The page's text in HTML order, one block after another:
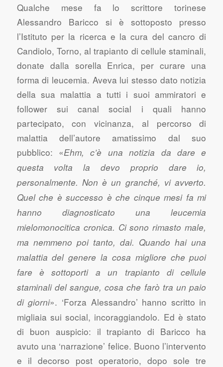
Qualche mese fa lo scrittore torinese
Alessandro Baricco si è sottoposto presso
l’Istituto per la ricerca e la cura del cancro di
Candiolo, Torno, al trapianto di cellule staminali,
donate dalla sorella Enrica, per curare una
forma di leucemia. Aveva lui stesso dato notizia
della sua malattia a tutti i suoi ammiratori e
follower sui canal social i quali hanno
partecipato, con vicinanza, al percorso di
malattia dell’autore amatissimo dal suo
pubblico: «Ehm, c’è una notizia da dare e
questa volta la devo proprio dare io,
personalmente. Non è un granché, vi avverto.
Quel che è successo è che cinque mesi fa mi
hanno diagnosticato una leucemia
mielomonocitica cronica. Ci sono rimasto male,
ma nemmeno poi tanto, dai. Quando hai una
malattia del genere la cosa migliore che puoi
fare è sottoporti a un trapianto di cellule
staminali del sangue, cosa che farò tra un paio
di giorni». ‘Forza Alessandro’ hanno scritto in
migliaia sui social, incoraggiandolo. Ed è stato
di buon auspicio: il trapianto di Baricco ha
avuto una ‘narrazione’ felice. Buono l’intervento
e il decorso post operatorio, dopo sole tre